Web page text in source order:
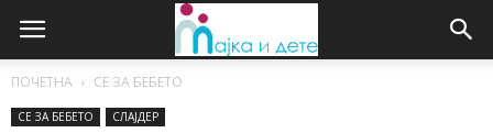
ПОЧЕТНА СЕ ЗА БЕБЕТО
СЕ ЗА БЕБЕТО СЛАЈДЕР